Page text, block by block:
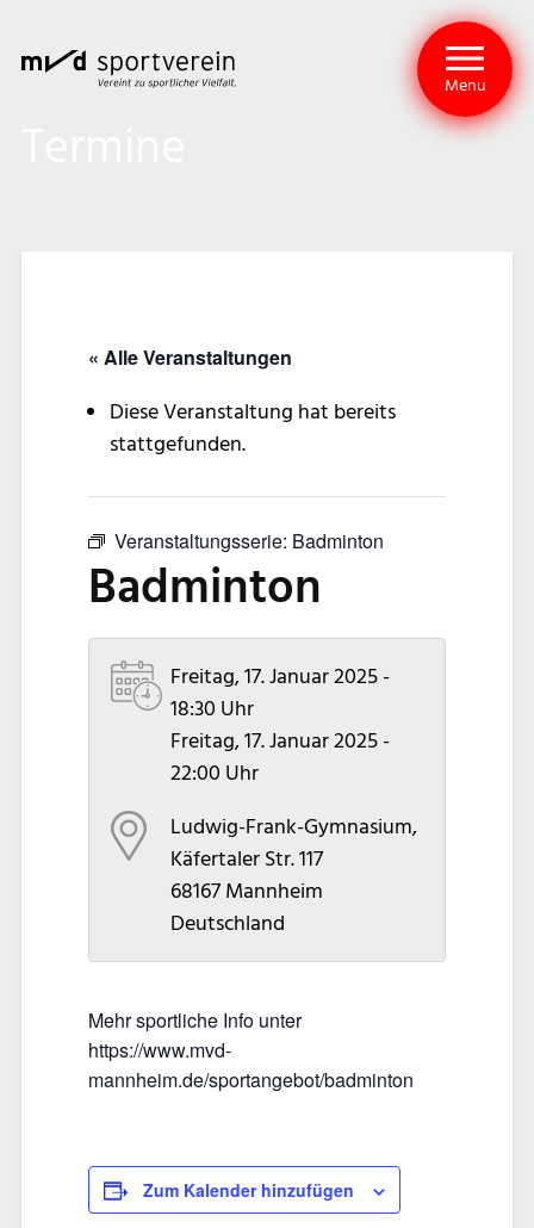
Menu
« Alle Veranstaltungen
Diese Veranstaltung hat bereits
stattgefunden.
Veranstaltungsserie: Badminton
Badminton
Freitag, 17. Januar 2025 -
18:30 Uhr
Freitag, 17. Januar 2025 -
22:00 Uhr
Ludwig-Frank-Gymnasium,
Käfertaler Str. 117
68167 Mannheim
Deutschland
Mehr sportliche Info unter
https://www.mvd-
mannheim.de/sportangebot/badminton
Zum Kalender hinzufügen